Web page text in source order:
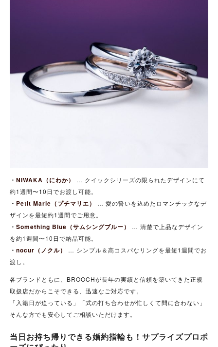
・ NIWAKA（にわか）
… クイックシリーズの限られたデザインにて
約1週間〜10日でお渡し可能。
・ Petit Marie（プチマリエ）
… 愛の誓いを込めたロマンチックなデ
ザインを最短約1週間でご用意。
・ Something Blue（サムシングブルー）
… 清楚で上品なデザイン
を約1週間〜10日で納品可能。
・ nocur（ノクル）
… シンプル＆高コスパなリングを最短1週間でお
渡し。
各ブランドともに、BROOCHが長年の実績と信頼を築いてきた正規
取扱店だからこそできる、迅速なご対応です。
「入籍日が迫っている」「式の打ち合わせが忙しくて間に合わない」
そんな方でも安心してご相談いただけます。
当日お持ち帰りできる婚約指輪も！サプライズプロポ